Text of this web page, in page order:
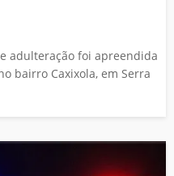
adulteração foi apreendida
bairro Caxixola, em Serra